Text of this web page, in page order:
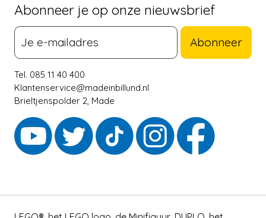
Abonneer je op onze nieuwsbrief
Abonneer
Tel. 085 11 40 400
Klantenservice@madeinbillund.nl
Brieltjenspolder 2, Made